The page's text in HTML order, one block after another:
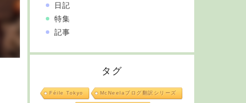
日記
特集
記事
タグ
Féile Tokyo McNeelaブログ翻訳シリーズ